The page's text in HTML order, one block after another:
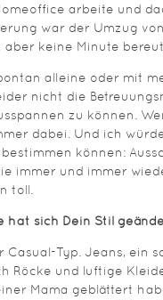
arbeite und
war der Umzug
keine Minute
alleine oder mit
nicht die
zu können.
dabei. Und ich
können:
immer und immer
toll.
hat sich Dein Stil
Casual-Typ. Jeans, ein
Röcke und luftige
Mama geblättert